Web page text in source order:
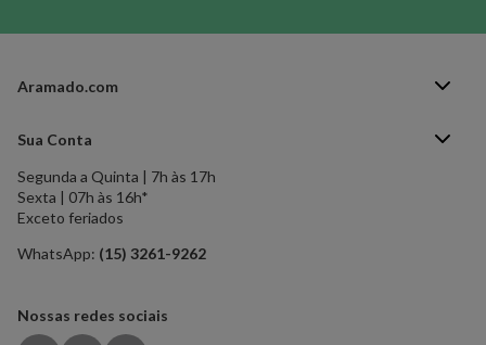
Aramado.com
Blog Aramado.com
Política de Privacidade
Política de Troca e Devolução
Política de Frete Grátis
Sua Conta
Minha Conta
Meus pedidos
Formas de pagamento
Segunda a Quinta | 7h às 17h
Sexta | 07h às 16h*
Exceto feriados
WhatsApp: (15) 3261-9262
Nossas redes sociais